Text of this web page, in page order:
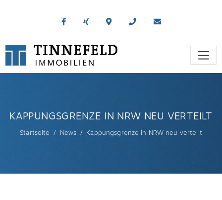
KAPPUNGSGRENZE IN NRW NEU VERTEILT
Startseite News Kappungsgrenze in NRW neu verteilt